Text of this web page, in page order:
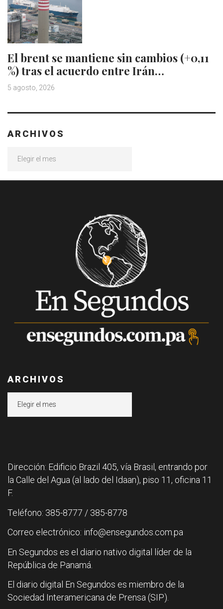
El brent se mantiene sin cambios (+0,11
%) tras el acuerdo entre Irán…
5 agosto, 2026
ARCHIVOS
ARCHIVOS
Dirección: Edificio Brazil 405, vía Brasil, entrando por
la Calle del Agua (al lado del Idaan), piso 11, oficina 11
F.
Teléfono: 385-8777 / 385-8778
Correo electrónico: info@ensegundos.com.pa
En Segundos es el diario nativo digital líder de la
República de Panamá.
El diario digital En Segundos es miembro de la
Sociedad Interamericana de Prensa (SIP).